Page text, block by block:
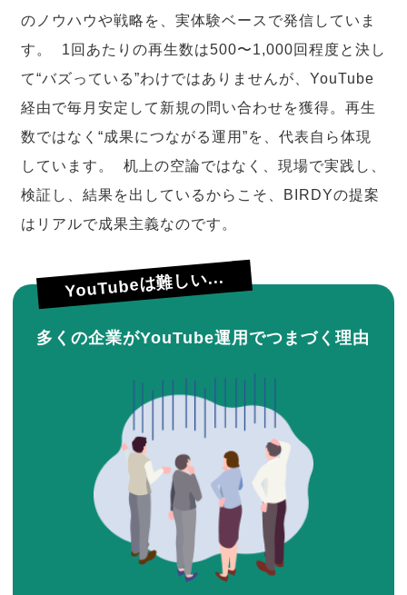
のノウハウや戦略を、実体験ベースで発信していま
す。 1回あたりの再生数は500〜1,000回程度と決し
て“バズっている”わけではありませんが、YouTube
経由で毎月安定して新規の問い合わせを獲得。再生
数ではなく“成果につながる運用”を、代表自ら体現
しています。 机上の空論ではなく、現場で実践し、
検証し、結果を出しているからこそ、BIRDYの提案
はリアルで成果主義なのです。
YouTubeは難しい...
多くの企業がYouTube運用でつまづく理由